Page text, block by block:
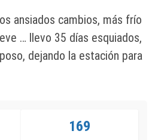
ansiados cambios, más frío
… llevo 35 días esquiados,
dejando la estación para
169